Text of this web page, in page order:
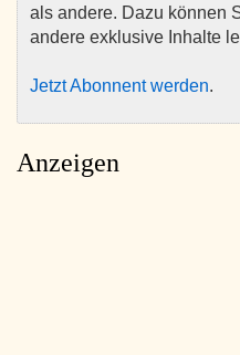
als andere. Dazu können
andere exklusive Inhalte
Jetzt Abonnent werden.
Anzeigen